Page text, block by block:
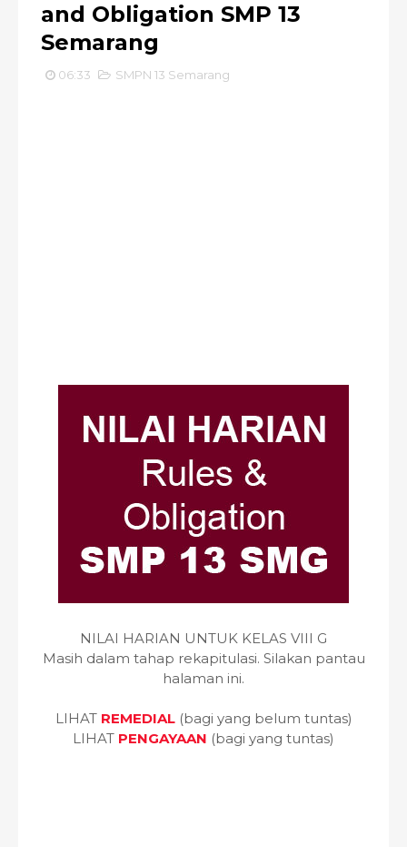
and Obligation SMP 13
Semarang
06:33 SMPN 13 Semarang
NILAI HARIAN UNTUK KELAS VIII G
Masih dalam tahap rekapitulasi. Silakan pantau
halaman ini.
LIHAT REMEDIAL(bagi yang belum tuntas)
LIHAT PENGAYAAN (bagi yang tuntas)